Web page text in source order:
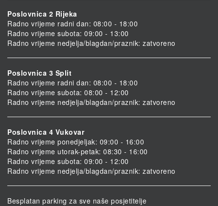
Poslovnica 2 Rijeka
Radno vrijeme radni dan: 08:00 - 18:00
Radno vrijeme subota: 09:00 - 13:00
Radno vrijeme nedjelja/blagdan/praznik: zatvoreno
Poslovnica 3 Split
Radno vrijeme radni dan: 08:00 - 18:00
Radno vrijeme subota: 08:00 - 12:00
Radno vrijeme nedjelja/blagdan/praznik: zatvoreno
Poslovnica 4 Vukovar
Radno vrijeme ponedjeljak: 09:00 - 16:00
Radno vrijeme utorak-petak: 08:30 - 16:00
Radno vrijeme subota: 09:00 - 12:00
Radno vrijeme nedjelja/blagdan/praznik: zatvoreno
Besplatan parking za sve naše posjetitelje